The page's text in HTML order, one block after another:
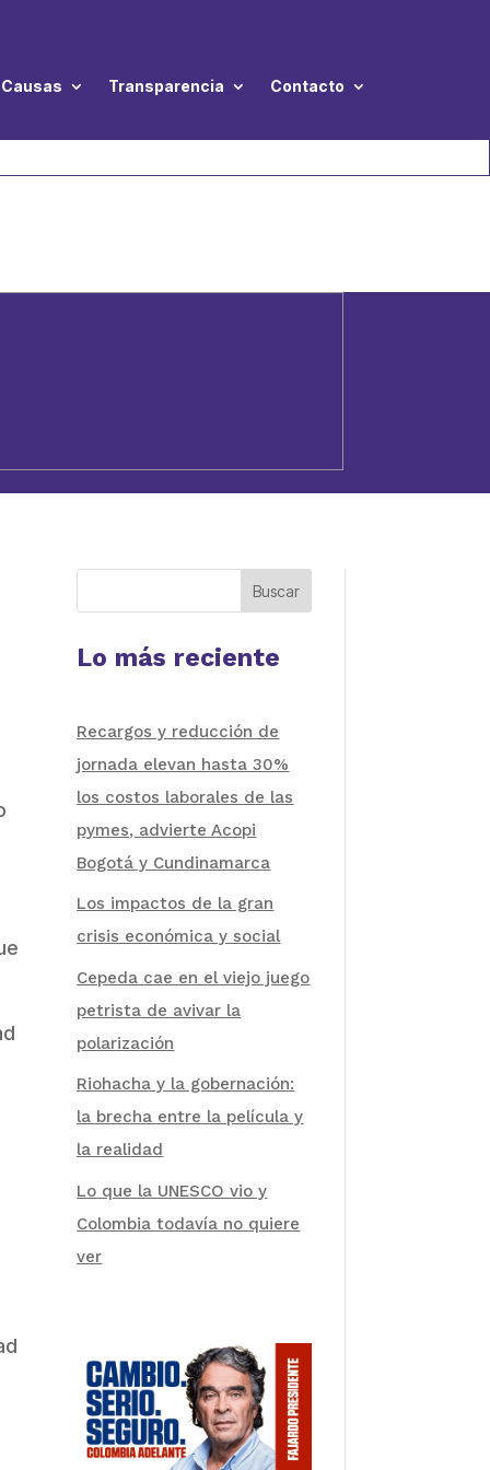
Causas Transparencia Contacto
Buscar
Lo más reciente
Recargos y reducción de
jornada elevan hasta 30%
los costos laborales de las
pymes, advierte Acopi
Bogotá y Cundinamarca
Los impactos de la gran
crisis económica y social
Cepeda cae en el viejo juego
petrista de avivar la
polarización
Riohacha y la gobernación:
la brecha entre la película y
la realidad
Lo que la UNESCO vio y
Colombia todavía no quiere
ver